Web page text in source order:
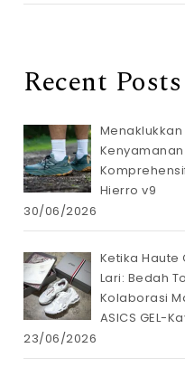
Recent Posts
Hierro v9
30/06/2026
Ketika Haute
Lari: Bedah
Kolaborasi
ASICS GEL-
23/06/2026